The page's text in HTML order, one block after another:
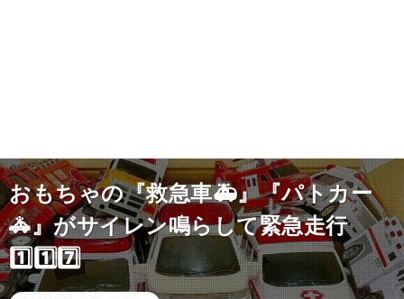
おもちゃの『救急車🚑』『パトカー
🚓』がサイレン鳴らして緊急走行
1️⃣1️⃣7️⃣